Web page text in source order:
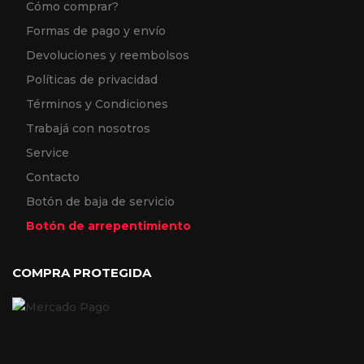
Cómo comprar?
Formas de pago y envío
Devoluciones y reembolsos
Políticas de privacidad
Términos y Condiciones
Trabajá con nosotros
Service
Contacto
Botón de baja de servicio
Botón de arrepentimiento
COMPRA PROTEGIDA